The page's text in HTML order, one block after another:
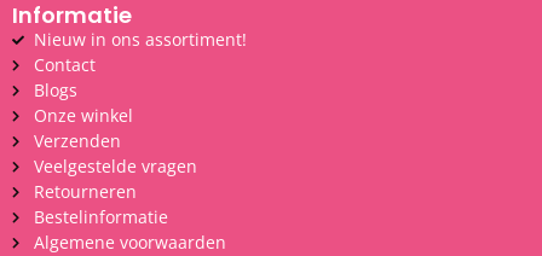
Informatie
Nieuw in ons assortiment!
Contact
Blogs
Onze winkel
Verzenden
Veelgestelde vragen
Retourneren
Bestelinformatie
Algemene voorwaarden